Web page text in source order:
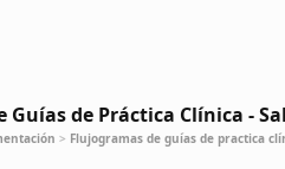
Guías de Práctica Clínica -
> Flujogramas de guías de practica